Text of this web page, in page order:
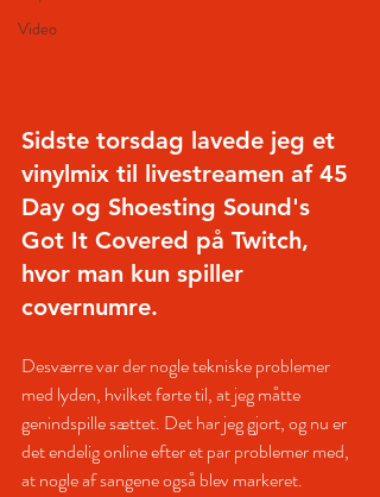
Video
Sidste torsdag lavede jeg et
vinylmix til livestreamen af ​​ 45
Day og Shoesting Sound's
Got It Covered på Twitch,
hvor man kun spiller
covernumre.
Desværre var der nogle tekniske problemer
med lyden, hvilket førte til, at jeg måtte
genindspille sættet. Det har jeg gjort, og nu er
det endelig online efter et par problemer med,
at nogle af sangene også blev markeret.